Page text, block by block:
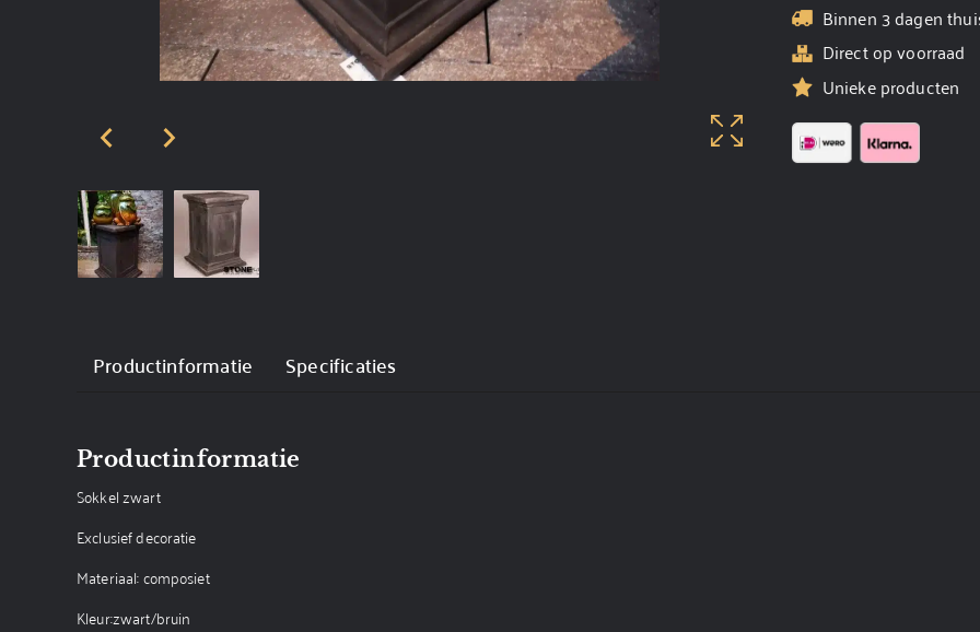
Binnen 3 dagen
Direct op voorraad
Unieke producten
Productinformatie Specificaties
Productinformatie
Sokkel zwart
Exclusief decoratie
Materiaal: composiet
Kleur:zwart/bruin